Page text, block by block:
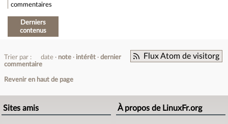
commentaires
Derniers
contenus
Flux Atom de visitorg
Trier par : date note intérêt
dernier
commentaire
Revenir en haut de page
Sites amis À propos de LinuxFr.org